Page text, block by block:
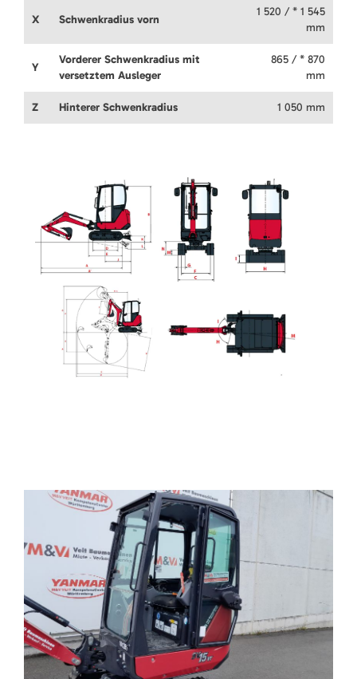
X Schwenkradius vorn
1 520 / * 1 545
mm
Y
Vorderer Schwenkradius mit
versetztem Ausleger
865 / * 870
mm
Z Hinterer Schwenkradius 1 050 mm